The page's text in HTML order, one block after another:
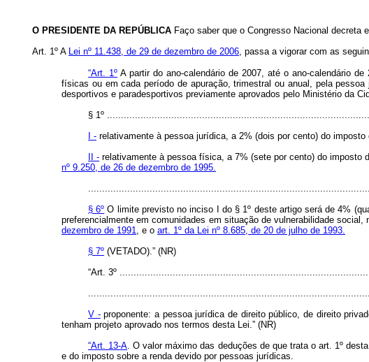
O PRESIDENTE DA REPÚBLICA Faço saber que o Congresso Nacional decreta
Art. 1º A Lei nº 11.438, de 29 de dezembro de 2006, passa a vigorar com as
“Art. 1º A partir do ano-calendário de 2007, até o ano-calendário
físicas ou em cada período de apuração, trimestral ou anual, pela
desportivos e paradesportivos previamente aprovados pelo Ministério da
§ 1º
I - relativamente à pessoa jurídica, a 2% (dois por cento) do
II - relativamente à pessoa física, a 7% (sete por cento) do imposto
nº 9.250, de 26 de dezembro de 1995.
§ 6º O limite previsto no inciso I do § 1º deste artigo será de 4%
preferencialmente em comunidades em situação de vulnerabilidade
dezembro de 1991, e o art. 1º da Lei nº 8.685, de 20 de julho de 1993.
§ 7º (VETADO).” (NR)
“Art. 3º
V -proponente: a pessoa jurídica de direito público, de direito
tenham projeto aprovado nos termos desta Lei.” (NR)
“Art. 13-A. O valor máximo das deduções de que trata o art. 1º
e do imposto sobre a renda devido por pessoas jurídicas.